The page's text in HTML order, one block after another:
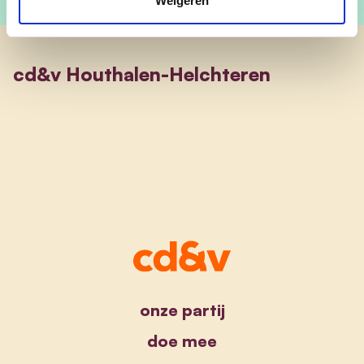
cd&v Houthalen-Helchteren
onze partij
doe mee